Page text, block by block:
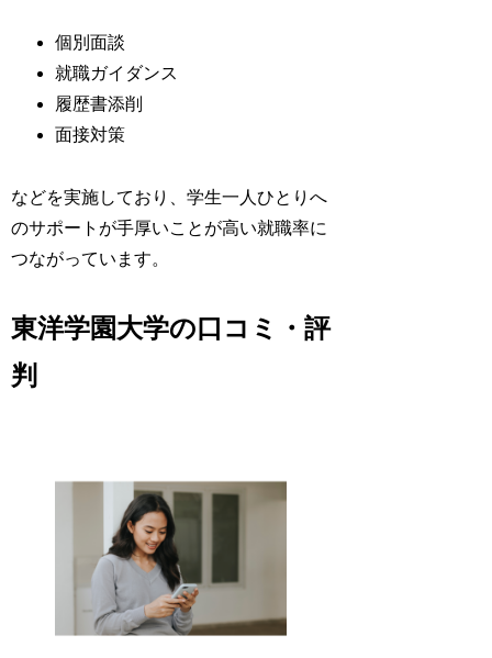
個別面談
就職ガイダンス
履歴書添削
面接対策
などを実施しており、学生一人ひとりへ
のサポートが手厚いことが高い就職率に
つながっています。
東洋学園大学の口コミ・評
判